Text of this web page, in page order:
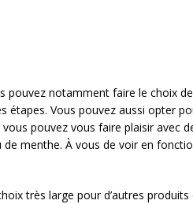
pouvez notamment faire le choix
Vous pouvez aussi opter
pouvez vous faire plaisir avec
de menthe. À vous de voir en
très large pour d’autres produits